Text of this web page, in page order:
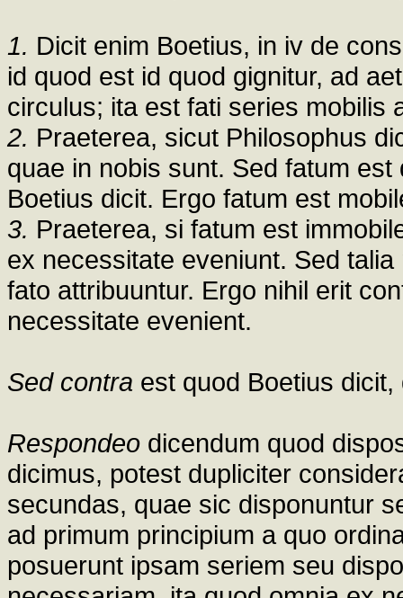
1. Dicit enim Boetius, in iv de
id quod est id quod gignitur, ad
circulus; ita est fati series mobilis
2. Praeterea, sicut Philosophus
quae in nobis sunt. Sed fatum
Boetius dicit. Ergo fatum est
3. Praeterea, si fatum est
ex necessitate eveniunt. Sed
fato attribuuntur. Ergo nihil erit
necessitate evenient.
Sed contra est quod Boetius
Respondeo dicendum quod
dicimus, potest dupliciter
secundas, quae sic disponuntur
ad primum principium a quo
posuerunt ipsam seriem seu